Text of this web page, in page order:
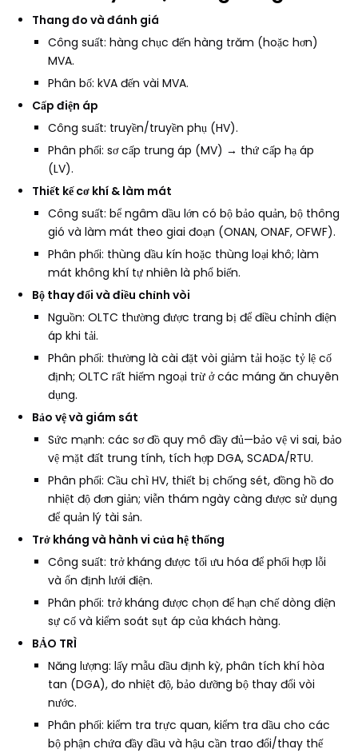
Thang đo và đánh giá
Công suất: hàng chục đến hàng trăm (hoặc hơn)
MVA.
Phân bố: kVA đến vài MVA.
Cấp điện áp
Công suất: truyền/truyền phụ (HV).
Phân phối: sơ cấp trung áp (MV) → thứ cấp hạ áp
(LV).
Thiết kế cơ khí & làm mát
Công suất: bể ngâm dầu lớn có bộ bảo quản, bộ thông
gió và làm mát theo giai đoạn (ONAN, ONAF, OFWF).
Phân phối: thùng dầu kín hoặc thùng loại khô; làm
mát không khí tự nhiên là phổ biến.
Bộ thay đổi và điều chỉnh vòi
Nguồn: OLTC thường được trang bị để điều chỉnh điện
áp khi tải.
Phân phối: thường là cài đặt vòi giảm tải hoặc tỷ lệ cố
định; OLTC rất hiếm ngoại trừ ở các máng ăn chuyên
dụng.
Bảo vệ và giám sát
Sức mạnh: các sơ đồ quy mô đầy đủ—bảo vệ vi sai, bảo
vệ mặt đất trung tính, tích hợp DGA, SCADA/RTU.
Phân phối: Cầu chì HV, thiết bị chống sét, đồng hồ đo
nhiệt độ đơn giản; viễn thám ngày càng được sử dụng
để quản lý tài sản.
Trở kháng và hành vi của hệ thống
Công suất: trở kháng được tối ưu hóa để phối hợp lỗi
và ổn định lưới điện.
Phân phối: trở kháng được chọn để hạn chế dòng điện
sự cố và kiểm soát sụt áp của khách hàng.
BẢO TRÌ
Năng lượng: lấy mẫu dầu định kỳ, phân tích khí hòa
tan (DGA), đo nhiệt độ, bảo dưỡng bộ thay đổi vòi
nước.
Phân phối: kiểm tra trực quan, kiểm tra dầu cho các
bộ phận chứa đầy dầu và hậu cần trao đổi/thay thế